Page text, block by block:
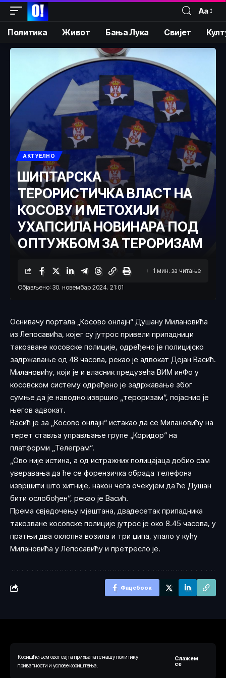
Коришћењем овог сајта прихватате нашу политику
приватности и услове кориштења.
Слажем
се
Аа
Политика Живот Бања Лука Свијет
АКТУЕЛНО
ШИПТАРСКА
ТЕРОРИСТИЧКА ВЛАСТ НА
КОСОВУ И МЕТОХИЈИ
УХАПСИЛА НОВИНАРА ПОД
ОПТУЖБОМ ЗА ТЕРОРИЗАМ
Објављено: 30. новембар 2024. 21:01
1 мин. за читање
Оснивачу портала „Косово онлајн“ Душану Милановића
из Лепосавића, којег су јутрос привели припадници
такозване косовске полиције, одређено је полицијско
задржавање од 48 часова, рекао је адвокат Дејан Васић.
Милановићу, који је и власник предузећа ВИМ инФо у
косовском систему одређено је задржавање због
сумње да је наводно извршио „тероризам“, појаснио је
његов адвокат.
Васић је за „Косово онлајн“ истакао да се Милановићу на
терет ставља управљање групе „Коридор“ на
платформи „Телеграм“.
„Ово није истина, а од истражних полицајаца добио сам
уверавања да ће се форензичка обрада телефона
извршити што хитније, након чега очекујем да ће Душан
бити ослобођен“, рекао је Васић.
Према свједочењу мјештана, двадесетак припадника
такозване косовске полиције јутрос је око 8.45 часова, у
пратњи два оклопна возила и три џипа, упало у кућу
Милановића у Лепосавићу и претресло је.
Фацебоок
© 2024 Ауторска права припадају веб порталу Одговорно.рс. Сва